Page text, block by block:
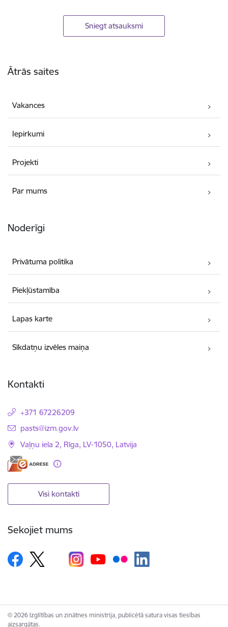
Sniegt atsauksmi
Ātrās saites
Vakances
Iepirkumi
Projekti
Par mums
Noderīgi
Privātuma politika
Piekļūstamība
Lapas karte
Sīkdatņu izvēles maiņa
Kontakti
+371 67226209
E-pasts:
pasts@izm.gov.lv
Vaļņu iela 2, Rīga, LV-1050, Latvija
Visi kontakti
Sekojiet mums
© 2026 Izglītības un zinātnes ministrija, publicētā satura visas tiesības
aizsargātas.